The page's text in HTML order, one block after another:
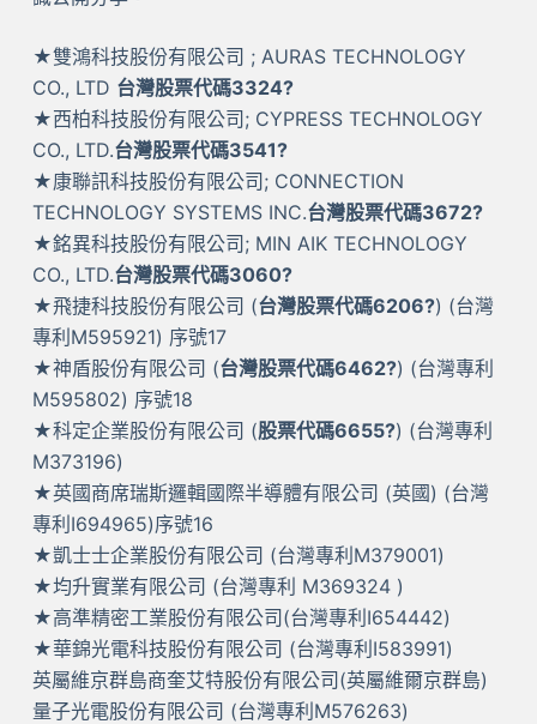
★雙鴻科技股份有限公司 ; AURAS TECHNOLOGY
CO., LTD 台灣股票代碼3324?
★西柏科技股份有限公司; CYPRESS TECHNOLOGY
CO., LTD.台灣股票代碼3541?
★康聯訊科技股份有限公司; CONNECTION
TECHNOLOGY SYSTEMS INC.台灣股票代碼3672?
★銘異科技股份有限公司; MIN AIK TECHNOLOGY
CO., LTD.台灣股票代碼3060?
★飛捷科技股份有限公司 (台灣股票代碼6206?) (台灣
專利M595921) 序號17
★神盾股份有限公司 (台灣股票代碼6462?) (台灣專利
M595802) 序號18
★科定企業股份有限公司 (股票代碼6655?) (台灣專利
M373196)
★英國商席瑞斯邏輯國際半導體有限公司 (英國) (台灣
專利I694965)序號16
★凱士士企業股份有限公司 (台灣專利M379001)
★均升實業有限公司 (台灣專利 M369324 )
★高準精密工業股份有限公司(台灣專利I654442)
★華錦光電科技股份有限公司 (台灣專利I583991)
英屬維京群島商奎艾特股份有限公司(英屬維爾京群島)
量子光電股份有限公司 (台灣專利M576263)